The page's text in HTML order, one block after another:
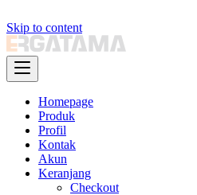
Skip to content
Homepage
Produk
Profil
Kontak
Akun
Keranjang
Checkout